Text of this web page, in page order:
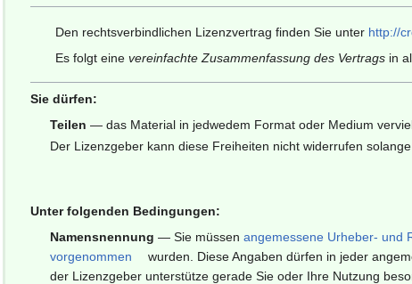
Den rechtsverbindlichen Lizenzvertrag finden Sie unter http://
Es folgt eine vereinfachte Zusammenfassung des Vertragsin
Sie dürfen:
Teilen — das Material in jedwedem Format oder Medium
Der Lizenzgeber kann diese Freiheiten nicht widerrufen
Unter folgenden Bedingungen:
Namensnennung — Sie müssenangemessene Urheber- und
vorgenommen
wurden. Diese Angaben dürfen in jeder
der Lizenzgeber unterstütze gerade Sie oder Ihre Nutzung